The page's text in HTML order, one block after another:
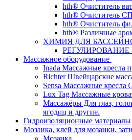
hth® Очиститель
hth® Очиститель
hth® Очиститель
hth® Различные
ХИМИЯ ДЛЯ
РЕГУЛИРОВАНИЕ
Массажное оборудование
Inada Массажные кресла
Richter Швейцарские
Sensа Массажные кресла
Lux Tag Массажные
Массажёры Для глаз,
ягодиц и другие.
Гидроизоляционные материалы
Мозаика, клей для мозаики,
Мозаика